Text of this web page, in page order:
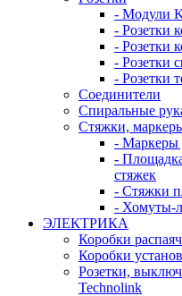
- Модули
- Розетки
- Розетки
- Розетки
- Розетки
Соединители
Спиральные
Стяжки,
- Маркеры
-
стяжек
- Стяжки
- Хомуты-
ЭЛЕКТРИКА
Коробки
Коробки
Розетки,
Technolink